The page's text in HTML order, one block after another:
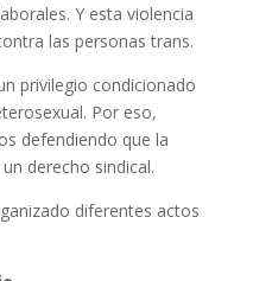
Y esta violencia
las personas trans.
privilegio condicionado
Por eso,
defendiendo que la
derecho sindical.
diferentes actos